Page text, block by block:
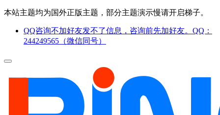
本站主题均为国外正版主题，部分主题演示慢请开启梯子。
QQ咨询不加好友发不了信息，咨询前先加好友。QQ：
244249565（微信同号）